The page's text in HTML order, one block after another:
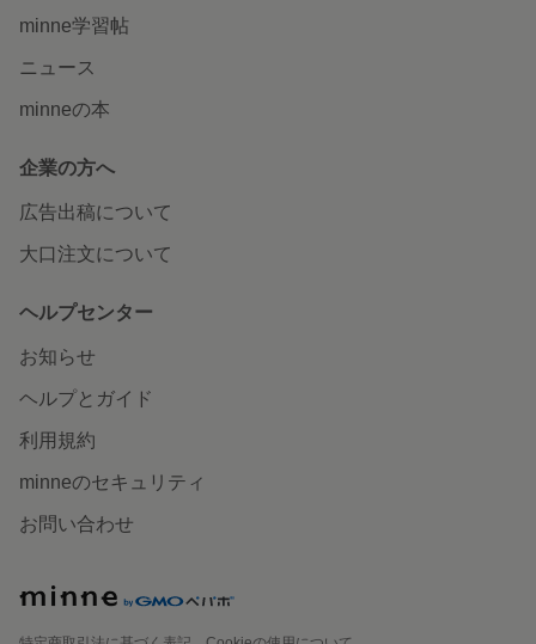
minne学習帖
ニュース
minneの本
企業の方へ
広告出稿について
大口注文について
ヘルプセンター
お知らせ
ヘルプとガイド
利用規約
minneのセキュリティ
お問い合わせ